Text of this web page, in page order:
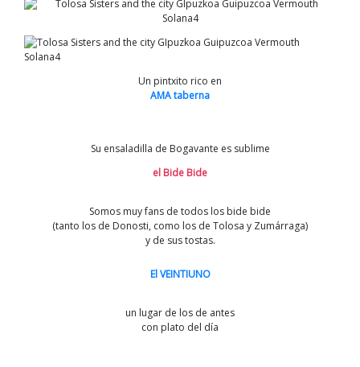
Un pintxito rico en
AMA taberna
Su ensaladilla de Bogavante es sublime
el Bide Bide
Somos muy fans de todos los bide bide
(tanto los de Donosti, como los de Tolosa y Zumárraga)
y de sus tostas.
El VEINTIUNO
un lugar de los de antes
con plato del día